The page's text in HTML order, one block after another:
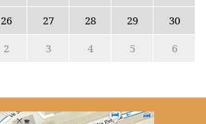
26 27 28 29
30
2 3 4 5 6